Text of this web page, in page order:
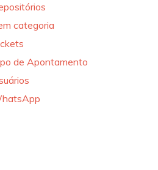
categoria
de Apontamento